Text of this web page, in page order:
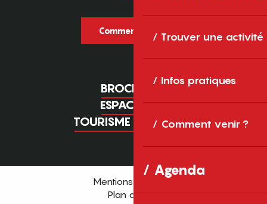
Trouver une activité
Infos pratiques
Comment venir ?
Agenda
Comment venir ?
BROCHURES
ESPACE PRO
TOURISME D'AFFAIRES
Mentions légales
Plan du site